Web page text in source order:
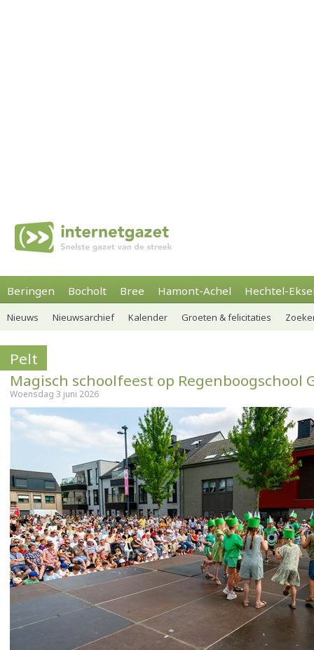
Beringen Bocholt Bree Hamont-Achel Hechtel-
Nieuws Nieuwsarchief Kalender Groeten & felicitaties
Pelt
Magisch schoolfeest op Regenboogschool
Woensdag 3 juni 2026